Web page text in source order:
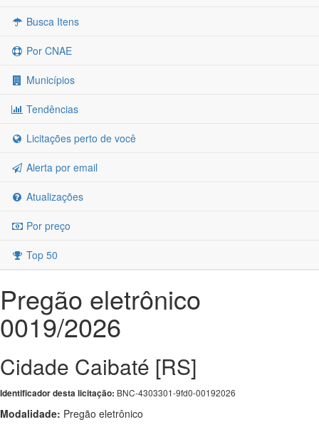
Busca Itens
Por CNAE
Municípios
Tendências
Licitações perto de você
Alerta por email
Atualizações
Por preço
Top 50
Pregão eletrônico
0019/2026
Cidade Caibaté [RS]
Identificador desta licitação: BNC-4303301-9fd0-00192026
Modalidade: Pregão eletrônico